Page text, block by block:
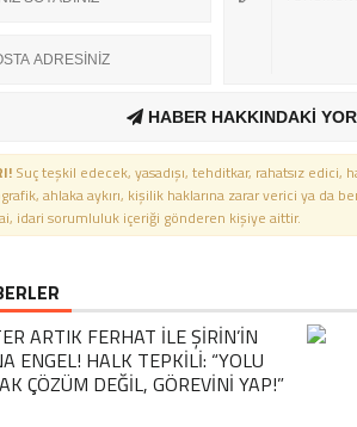
HABER HAKKINDAKİ
Suç teşkil edecek, yasadışı, tehditkar, rahatsız edici,
ahlaka aykırı, kişilik haklarına zarar verici ya
idari sorumluluk içeriği gönderen kişiye aittir.